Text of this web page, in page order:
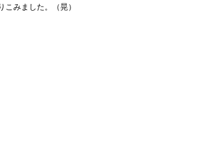
こみました。（晃）